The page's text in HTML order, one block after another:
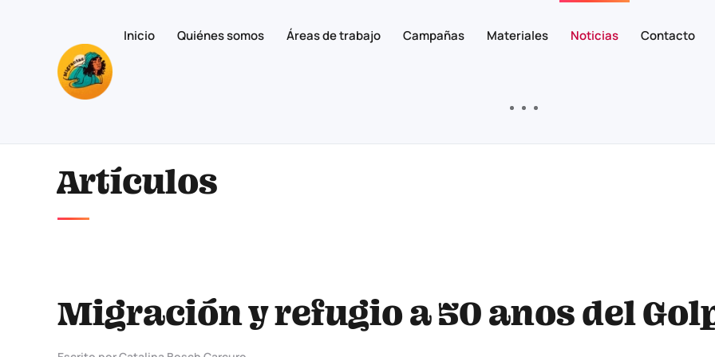
Skip to main content
Inicio Quiénes somos Áreas de trabajo Campañas Materiales Noticias Contacto
Artículos
Migración y refugio a 50 anos del